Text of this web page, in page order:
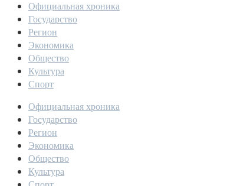
Официальная хроника
Государство
Регион
Экономика
Общество
Культура
Спорт
Официальная хроника
Государство
Регион
Экономика
Общество
Культура